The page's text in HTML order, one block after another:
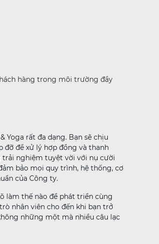
hàng trong môi trường đầy
Yoga rất đa dạng. Bạn sẽ chịu
đỡ để xử lý hợp đồng và thanh
trải nghiệm tuyệt vời với nụ cười
bảo mọi quy trình, hệ thống, cơ
của Công ty.
làm thế nào để phát triển cùng
nhân viên cho đến khi bạn trở
những một mà nhiều câu lạc